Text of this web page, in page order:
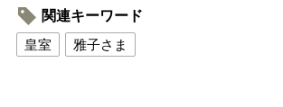
関連キーワード
皇室
雅子さま